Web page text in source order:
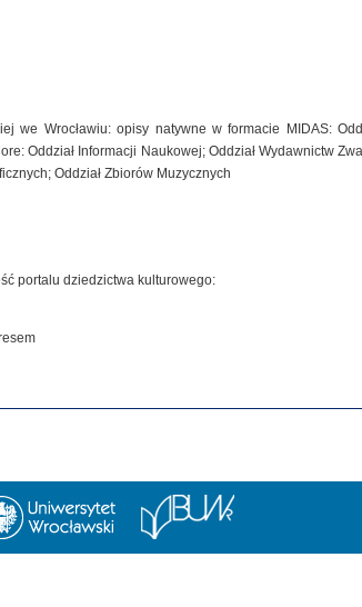
we Wrocławiu: opisy natywne w formacie MIDAS:
Oddział Informacji Naukowej; Oddział Wydawnictw
Oddział Zbiorów Muzycznych
portalu dziedzictwa kulturowego: